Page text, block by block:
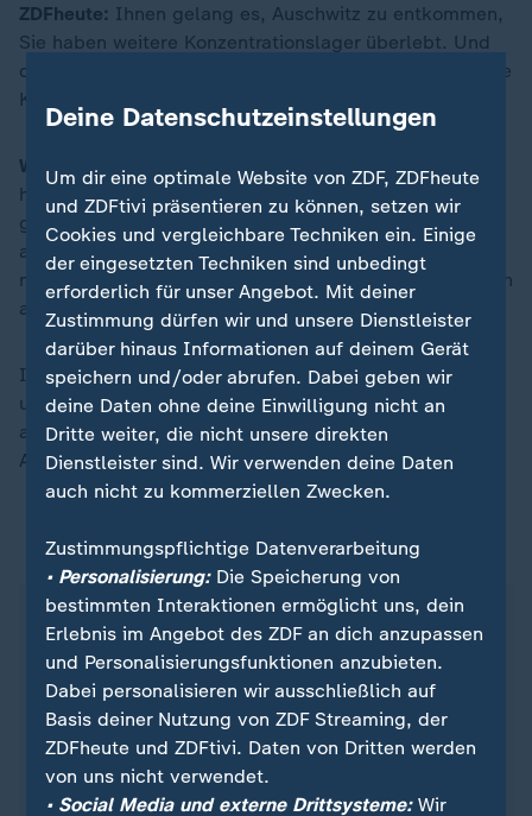
ZDFheute: Ihnen gelang es, Auschwitz zu entkommen,
Sie haben weitere Konzentrationslager überlebt. Und
dabei jeden Tag den Tod gesehen. Woher haben Sie die
Kraft genommen?
Weintraub:
Mein Leben war auf das Minimum
herabgesetzt. Es hat, wie man sagt, die Kerze kaum
geflackert, mein Licht. Ich war klein, abgemagert bis
auf 35 Kilo. Ich habe versucht, mich unsichtbar zu
machen. Nur nicht auffallen. Also so wenig wie möglich
auffallen.
Ich habe mich in meinen Kokon eingehüllt, mit einer
unsichtbaren Wand umringt, um das Schlimmste nicht
an mich heranzulassen. Und das hat mir geholfen, als
Ausdruck meines Selbsterhaltungstriebes.
Leon Weintraub ...
Deine Datenschutzeinstellungen
Um dir eine optimale Website von ZDF, ZDFheute
und ZDFtivi präsentieren zu können, setzen wir
Cookies und vergleichbare Techniken ein. Einige
der eingesetzten Techniken sind unbedingt
erforderlich für unser Angebot. Mit deiner
Zustimmung dürfen wir und unsere Dienstleister
darüber hinaus Informationen auf deinem Gerät
speichern und/oder abrufen. Dabei geben wir
deine Daten ohne deine Einwilligung nicht an
Dritte weiter, die nicht unsere direkten
Dienstleister sind. Wir verwenden deine Daten
auch nicht zu kommerziellen Zwecken.
Zustimmungspflichtige Datenverarbeitung
• Personalisierung:Die Speicherung von
bestimmten Interaktionen ermöglicht uns, dein
Erlebnis im Angebot des ZDF an dich anzupassen
und Personalisierungsfunktionen anzubieten.
Dabei personalisieren wir ausschließlich auf
Basis deiner Nutzung von ZDF Streaming, der
ZDFheute und ZDFtivi. Daten von Dritten werden
von uns nicht verwendet.
• Social Media und externe Drittsysteme:Wir